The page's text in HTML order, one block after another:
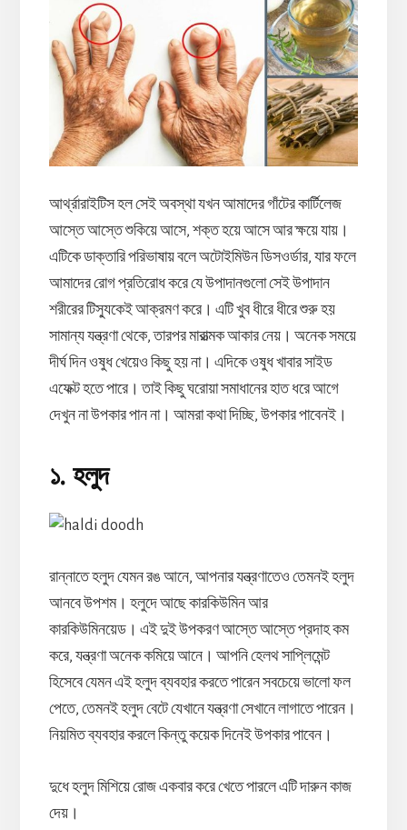
আর্থ্রারাইটিস হল সেই অবস্থা যখন আমাদের গাঁটের কার্টিলেজ
আস্তে আস্তে শুকিয়ে আসে, শক্ত হয়ে আসে আর ক্ষয়ে যায়।
এটিকে ডাক্তারি পরিভাষায় বলে অটোইমিউন ডিসওর্ডার, যার ফলে
আমাদের রোগ প্রতিরোধ করে যে উপাদানগুলো সেই উপাদান
শরীরের টিস্যুকেই আক্রমণ করে। এটি খুব ধীরে ধীরে শুরু হয়
সামান্য যন্ত্রণা থেকে, তারপর মারাত্মক আকার নেয়। অনেক সময়ে
দীর্ঘ দিন ওষুধ খেয়েও কিছু হয় না। এদিকে ওষুধ খাবার সাইড
এফেক্ট হতে পারে। তাই কিছু ঘরোয়া সমাধানের হাত ধরে আগে
দেখুন না উপকার পান না। আমরা কথা দিচ্ছি, উপকার পাবেনই।
১. হলুদ
রান্নাতে হলুদ যেমন রঙ আনে, আপনার যন্ত্রণাতেও তেমনই হলুদ
আনবে উপশম। হলুদে আছে কারকিউমিন আর
কারকিউমিনয়েড। এই দুই উপকরণ আস্তে আস্তে প্রদাহ কম
করে, যন্ত্রণা অনেক কমিয়ে আনে। আপনি হেলথ সাপ্লিমেন্ট
হিসেবে যেমন এই হলুদ ব্যবহার করতে পারেন সবচেয়ে ভালো ফল
পেতে, তেমনই হলুদ বেটে যেখানে যন্ত্রণা সেখানে লাগাতে পারেন।
নিয়মিত ব্যবহার করলে কিন্তু কয়েক দিনেই উপকার পাবেন।
দুধে হলুদ মিশিয়ে রোজ একবার করে খেতে পারলে এটি দারুন কাজ
দেয়।